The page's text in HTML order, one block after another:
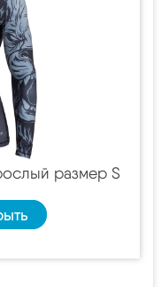
размер S